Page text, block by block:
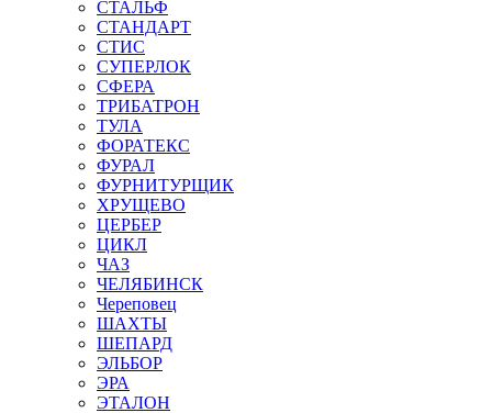
СТАЛЬФ
СТАНДАРТ
СТИС
СУПЕРЛОК
СФЕРА
ТРИБАТРОН
ТУЛА
ФОРАТЕКС
ФУРАЛ
ФУРНИТУРЩИК
ХРУЩЕВО
ЦЕРБЕР
ЦИКЛ
ЧАЗ
ЧЕЛЯБИНСК
Череповец
ШАХТЫ
ШЕПАРД
ЭЛЬБОР
ЭРА
ЭТАЛОН